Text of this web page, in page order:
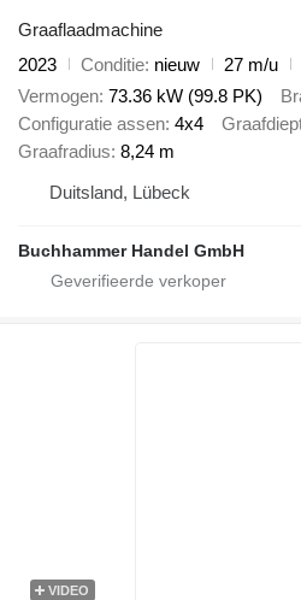
Graaflaadmachine
2023
Conditie nieuw 27 m/u
Vermogen 73.36 kW (99.8 PK)
Configuratie assen 4x4
Graafradius 8,24 m
Duitsland, Lübeck
Buchhammer Handel GmbH
VIDEO